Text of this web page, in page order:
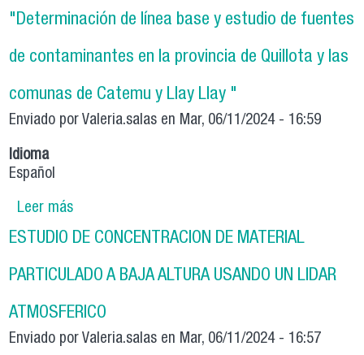
particulado sedimentable en el Complejo
Termoeléctrico Guacolda y determinación de
las fuentes contribuyentes mediante análisis
químico
"Determinación de línea base y estudio de fuentes
de contaminantes en la provincia de Quillota y las
comunas de Catemu y Llay Llay "
Enviado porValeria.salas en Mar, 06/11/2024 - 16:59
Idioma
Español
Leer mássobre "Determinación de línea base y estudio
de fuentes de contaminantes en la provincia de
Quillota y las comunas de Catemu y Llay Llay "
ESTUDIO DE CONCENTRACION DE MATERIAL
PARTICULADO A BAJA ALTURA USANDO UN LIDAR
ATMOSFERICO
Enviado porValeria.salas en Mar, 06/11/2024 - 16:57